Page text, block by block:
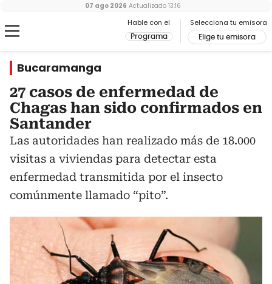
Hable con el
Programa
Selecciona tu emisora
Elige tu emisora
07 ago 2026 Actualizado 13:16
Bucaramanga
27 casos de enfermedad de
Chagas han sido confirmados en
Santander
Las autoridades han realizado más de 18.000
visitas a viviendas para detectar esta
enfermedad transmitida por el insecto
comúnmente llamado “pito”.